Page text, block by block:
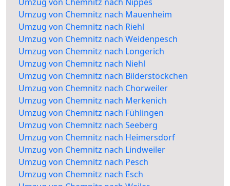
Umzug von Chemnitz nach Mauenheim
Umzug von Chemnitz nach Riehl
Umzug von Chemnitz nach Weidenpesch
Umzug von Chemnitz nach Longerich
Umzug von Chemnitz nach Niehl
Umzug von Chemnitz nach Bilderstöckchen
Umzug von Chemnitz nach Chorweiler
Umzug von Chemnitz nach Merkenich
Umzug von Chemnitz nach Fühlingen
Umzug von Chemnitz nach Seeberg
Umzug von Chemnitz nach Heimersdorf
Umzug von Chemnitz nach Lindweiler
Umzug von Chemnitz nach Pesch
Umzug von Chemnitz nach Esch